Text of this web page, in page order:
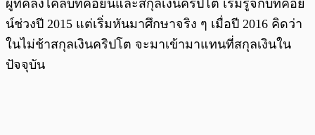
ผู้ที่คลั่งไคล้บิทคอยน์และสกุลเงินคริปโต เริ่มรู้จักบิทคอย
น์ช่วงปี 2015 แต่เริ่มหันมาศึกษาจริง ๆ เมื่อปี 2016 คิดว่า
ในไม่ช้าสกุลเงินคริปโต จะมาเข้ามาแทนที่สกุลเงินใน
ปัจจุบัน